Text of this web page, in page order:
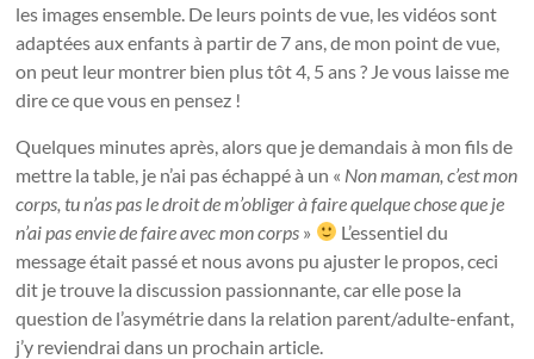
les images ensemble. De leurs points de vue, les vidéos sont
adaptées aux enfants à partir de 7 ans, de mon point de vue,
on peut leur montrer bien plus tôt 4, 5 ans ? Je vous laisse me
dire ce que vous en pensez !
Quelques minutes après, alors que je demandais à mon fils de
mettre la table, je n’ai pas échappé à un « Non maman, c’est mon
corps, tu n’as pas le droit de m’obliger à faire quelque chose que je
n’ai pas envie de faire avec mon corps »
L’essentiel du
message était passé et nous avons pu ajuster le propos, ceci
dit je trouve la discussion passionnante, car elle pose la
question de l’asymétrie dans la relation parent/adulte-enfant,
j’y reviendrai dans un prochain article.